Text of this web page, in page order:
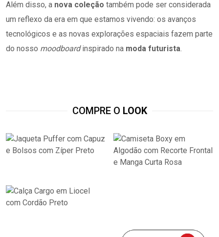
Além disso, a nova coleção também pode ser considerada
um reflexo da era em que estamos vivendo: os avanços
tecnológicos e as novas explorações espaciais fazem parte
do nosso moodboardinspirado na moda futurista
COMPRE O LOOK